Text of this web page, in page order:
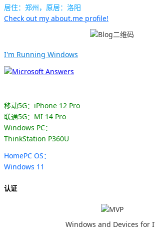
居住：郑州，原居：洛阳
Check out my about.me profile!
I'm Running Windows
移动5G：iPhone 12 Pro
联通5G：MI 14 Pro
Windows PC：
ThinkStation P360U
HomePC OS：
Windows 11
认证
Windows and Devices for